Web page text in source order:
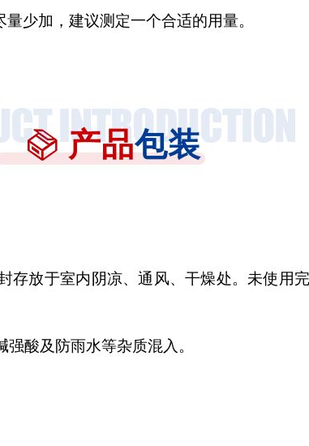
少加，建议测定一个合适的用量。
产品包装
存放于室内阴凉、通风、干燥处。未使用
酸及防雨水等杂质混入。